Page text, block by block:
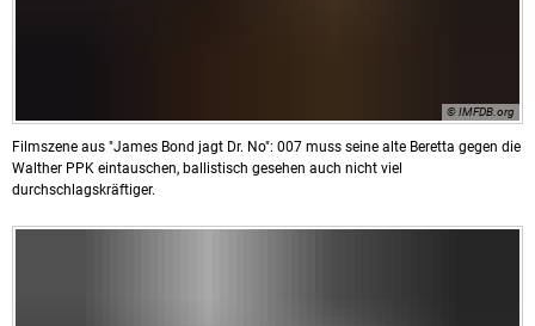
© IMFDB.org
Filmszene aus "James Bond jagt Dr. No": 007 muss seine alte Beretta gegen die
Walther PPK eintauschen, ballistisch gesehen auch nicht viel
durchschlagskräftiger.